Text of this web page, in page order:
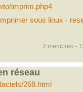
imprim.php4
sous linux -
2 membres -
réseau
268.html